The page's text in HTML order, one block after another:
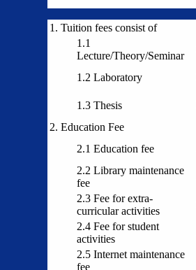
1. Tuition fees consist of
1.1
Lecture/Theory/Seminar
1.2 Laboratory
1.3 Thesis
2. Education Fee
2.1 Education fee
2.2 Library maintenance
fee
2.3 Fee for extra-
curricular activities
2.4 Fee for student
activities
2.5 Internet maintenance
fee